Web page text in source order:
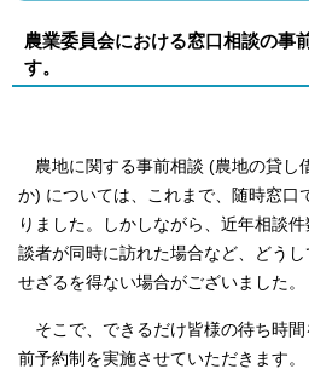
農業委員会における窓口相談の事
す。
農地に関する事前相談 (農地の貸し
か) については、これまで、随時窓口
りました。しかしながら、近年相談
談者が同時に訪れた場合など、どう
せざるを得ない場合がございました。
そこで、できるだけ皆様の待ち時
前予約制を実施させていただきます。